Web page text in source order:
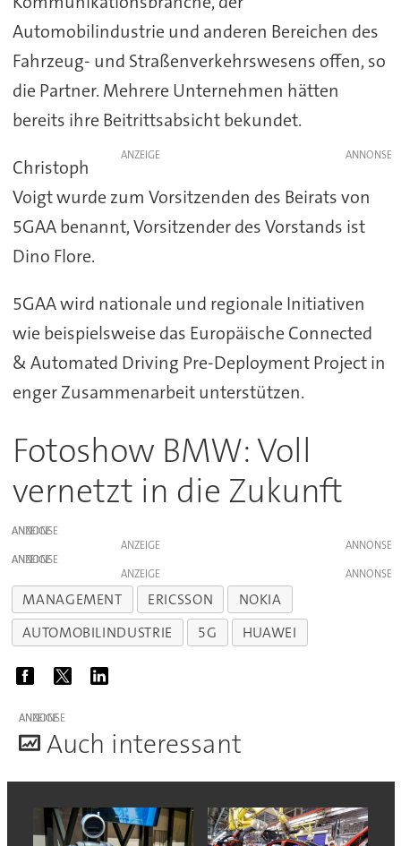
Automobilindustrie und anderen Bereichen des
Fahrzeug- und Straßenverkehrswesens offen, so
die Partner. Mehrere Unternehmen hätten
bereits ihre Beitrittsabsicht bekundet.
ANZEIGE
Christoph
Voigt wurde zum Vorsitzenden des Beirats von
5GAA benannt, Vorsitzender des Vorstands ist
Dino Flore.
5GAA wird nationale und regionale Initiativen
wie beispielsweise das Europäische Connected
& Automated Driving Pre-Deployment Project in
enger Zusammenarbeit unterstützen.
Fotoshow BMW: Voll
vernetzt in die Zukunft
ANZEIGE
ANZEIGE
ANZEIGE
ANZEIGE
MANAGEMENT ERICSSON
NOKIA
AUTOMOBILINDUSTRIE
5G HUAWEI
ANZEIGE
Auch interessant